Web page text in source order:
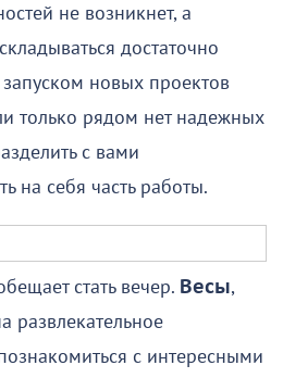
не возникнет, а
достаточно
новых проектов
только рядом нет надежных
с вами
на себя часть работы.
стать вечер. Весы,
развлекательное
с интересными